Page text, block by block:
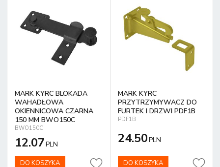
MARK KYRC BLOKADA
WAHADŁOWA
OKIENNICOWA CZARNA
150 MM BWO150C
BWO150C
12.07PLN
DO KOSZYKA
MARK KYRC
PRZYTRZYMYWACZ DO
FURTEK I DRZWI PDF1B
PDF1B
24.50PLN
DO KOSZYKA